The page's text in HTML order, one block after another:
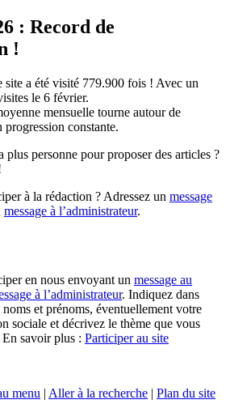
: Record de
!
a été visité 779.900 fois ! Avec un
le 6 février.
mensuelle tourne autour de
constante.
plus personne pour proposer des articles ?
à la rédaction ? Adressez un message
message à l’administrateur.
en nous envoyant un message au
à l’administrateur. Indiquez dans
noms et prénoms, éventuellement votre
sociale et décrivez le thème que vous
savoir plus : Participer au site
menu | Aller à la recherche | Plan du site